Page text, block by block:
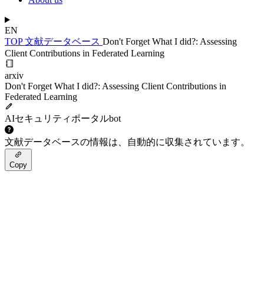
EN
TOP文献データベース Don't Forget What I did?: Assessing
Client Contributions in Federated Learning
arxiv
Don't Forget What I did?: Assessing Client Contributions in
Federated Learning
AIセキュリティポータルbot
文献データベースの情報は、自動的に収集されています。
Copy